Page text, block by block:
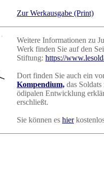
Zur Werkausgabe (Print)
Weitere Informationen zu
Werk finden Sie auf den
Stiftung: https://
Dort finden Sie auch ein
Kompendium, das
ödipalen Entwicklung
erschließt.
Sie können es hier